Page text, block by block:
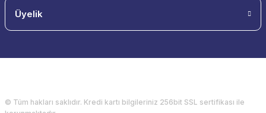
Üyelik
© Tüm hakları saklıdır. Kredi kartı bilgileriniz 256bit SSL sertifikası ile